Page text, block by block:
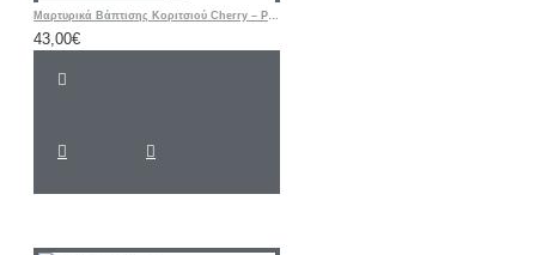
Μαρτυρικά Βάπτισης Κοριτσιού Cherry – Ροζ & Μπεζ Βραχιόλια με Δερμάτινο Κορδόνι και Μεταλλικό Σταυρό
43,00€